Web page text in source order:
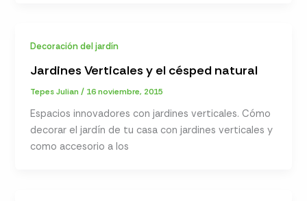
Decoración del jardín
Jardines Verticales y el césped natural
Tepes Julian/ 16 noviembre, 2015
Espacios innovadores con jardines verticales. Cómo
decorar el jardín de tu casa con jardines verticales y
como accesorio a los